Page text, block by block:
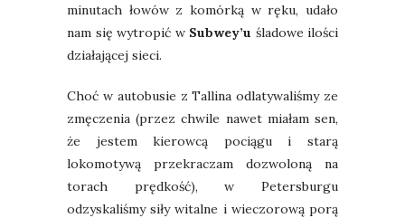
minutach łowów z komórką w ręku, udało
nam się wytropić w Subwey’u śladowe ilości
działającej sieci.
Choć w autobusie z Tallina odlatywaliśmy ze
zmęczenia (przez chwile nawet miałam sen,
że jestem kierowcą pociągu i starą
lokomotywą przekraczam dozwoloną na
torach prędkość), w Petersburgu
odzyskaliśmy siły witalne i wieczorową porą